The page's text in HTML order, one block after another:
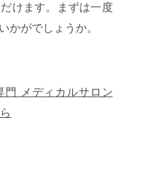
けます。まずは一度
かがでしょうか。
門 メディカルサロン